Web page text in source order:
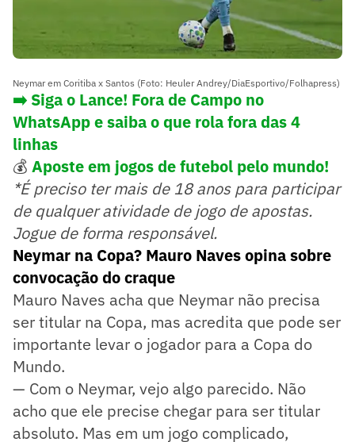
Neymar em Coritiba x Santos (Foto: Heuler Andrey/DiaEsportivo/Folhapress)
➡️ Siga o Lance! Fora de Campo no
WhatsApp e saiba o que rola fora das 4
linhas
💰 Aposte em jogos de futebol pelo mundo!
*É preciso ter mais de 18 anos para participar
de qualquer atividade de jogo de apostas.
Jogue de forma responsável.
Neymar na Copa? Mauro Naves opina sobre
convocação do craque
Mauro Naves acha que Neymar não precisa
ser titular na Copa, mas acredita que pode ser
importante levar o jogador para a Copa do
Mundo.
— Com o Neymar, vejo algo parecido. Não
acho que ele precise chegar para ser titular
absoluto. Mas em um jogo complicado,